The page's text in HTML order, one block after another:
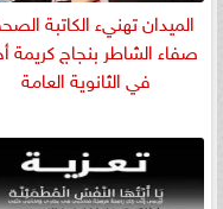
الميدان تهنيء الكاتبة
صفاء الشاطر بنجاج كريمة
في الثانوية العامة